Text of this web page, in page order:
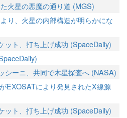
火星の悪魔の通り道 (MGS)
り、火星の内部構造が明らかにな
ット、打ち上げ成功 (SpaceDaily)
シーニ、共同で木星探査へ (NASA)
EXOSATにより発見されたX線源
ット、打ち上げ成功 (SpaceDaily)